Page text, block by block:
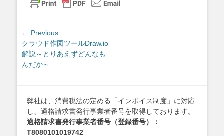
投
稿
ナ
ビ
シ
ョ
ン
← Previous
Previous
post:
クラウド作図ツールDraw.io
解説～とりあえずどんなも
んだか～
弊社は、消費税法の定める「インボイス制度」に対応
し、適格請求書発行事業者番号を取得しております。
適格請求書発行事業者番号（登録番号）：
T8080101019742